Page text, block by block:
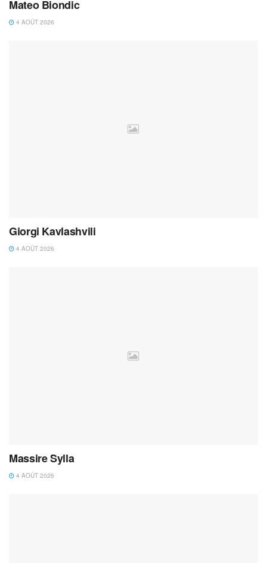
Mateo Biondic
4 AOÛT 2026
Giorgi Kavlashvili
4 AOÛT 2026
Massire Sylla
4 AOÛT 2026